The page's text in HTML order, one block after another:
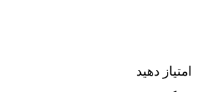
امتیاز دهید